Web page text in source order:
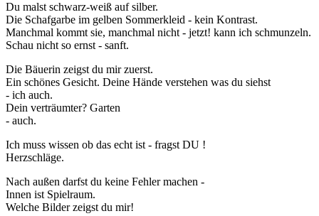
Du malst schwarz-weiß auf silber.
Die Schafgarbe im gelben Sommerkleid - kein Kontrast.
Manchmal kommt sie, manchmal nicht - jetzt! kann ich schmunzeln.
Schau nicht so ernst - sanft.
Die Bäuerin zeigst du mir zuerst.
Ein schönes Gesicht. Deine Hände verstehen was du siehst
- ich auch.
Dein verträumter? Garten
- auch.
Ich muss wissen ob das echt ist - fragst DU !
Herzschläge.
Nach außen darfst du keine Fehler machen -
Innen ist Spielraum.
Welche Bilder zeigst du mir!